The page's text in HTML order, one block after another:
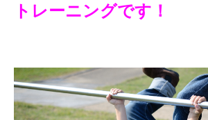
トレーニングです！